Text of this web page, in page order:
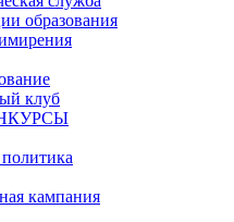
образования
клуб
кампания